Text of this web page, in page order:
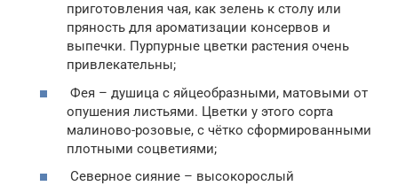
приготовления чая, как зелень к столу или
пряность для ароматизации консервов и
выпечки. Пурпурные цветки растения очень
привлекательны;
Фея – душица с яйцеобразными, матовыми от
опушения листьями. Цветки у этого сорта
малиново-розовые, с чётко сформированными
плотными соцветиями;
Северное сияние – высокорослый